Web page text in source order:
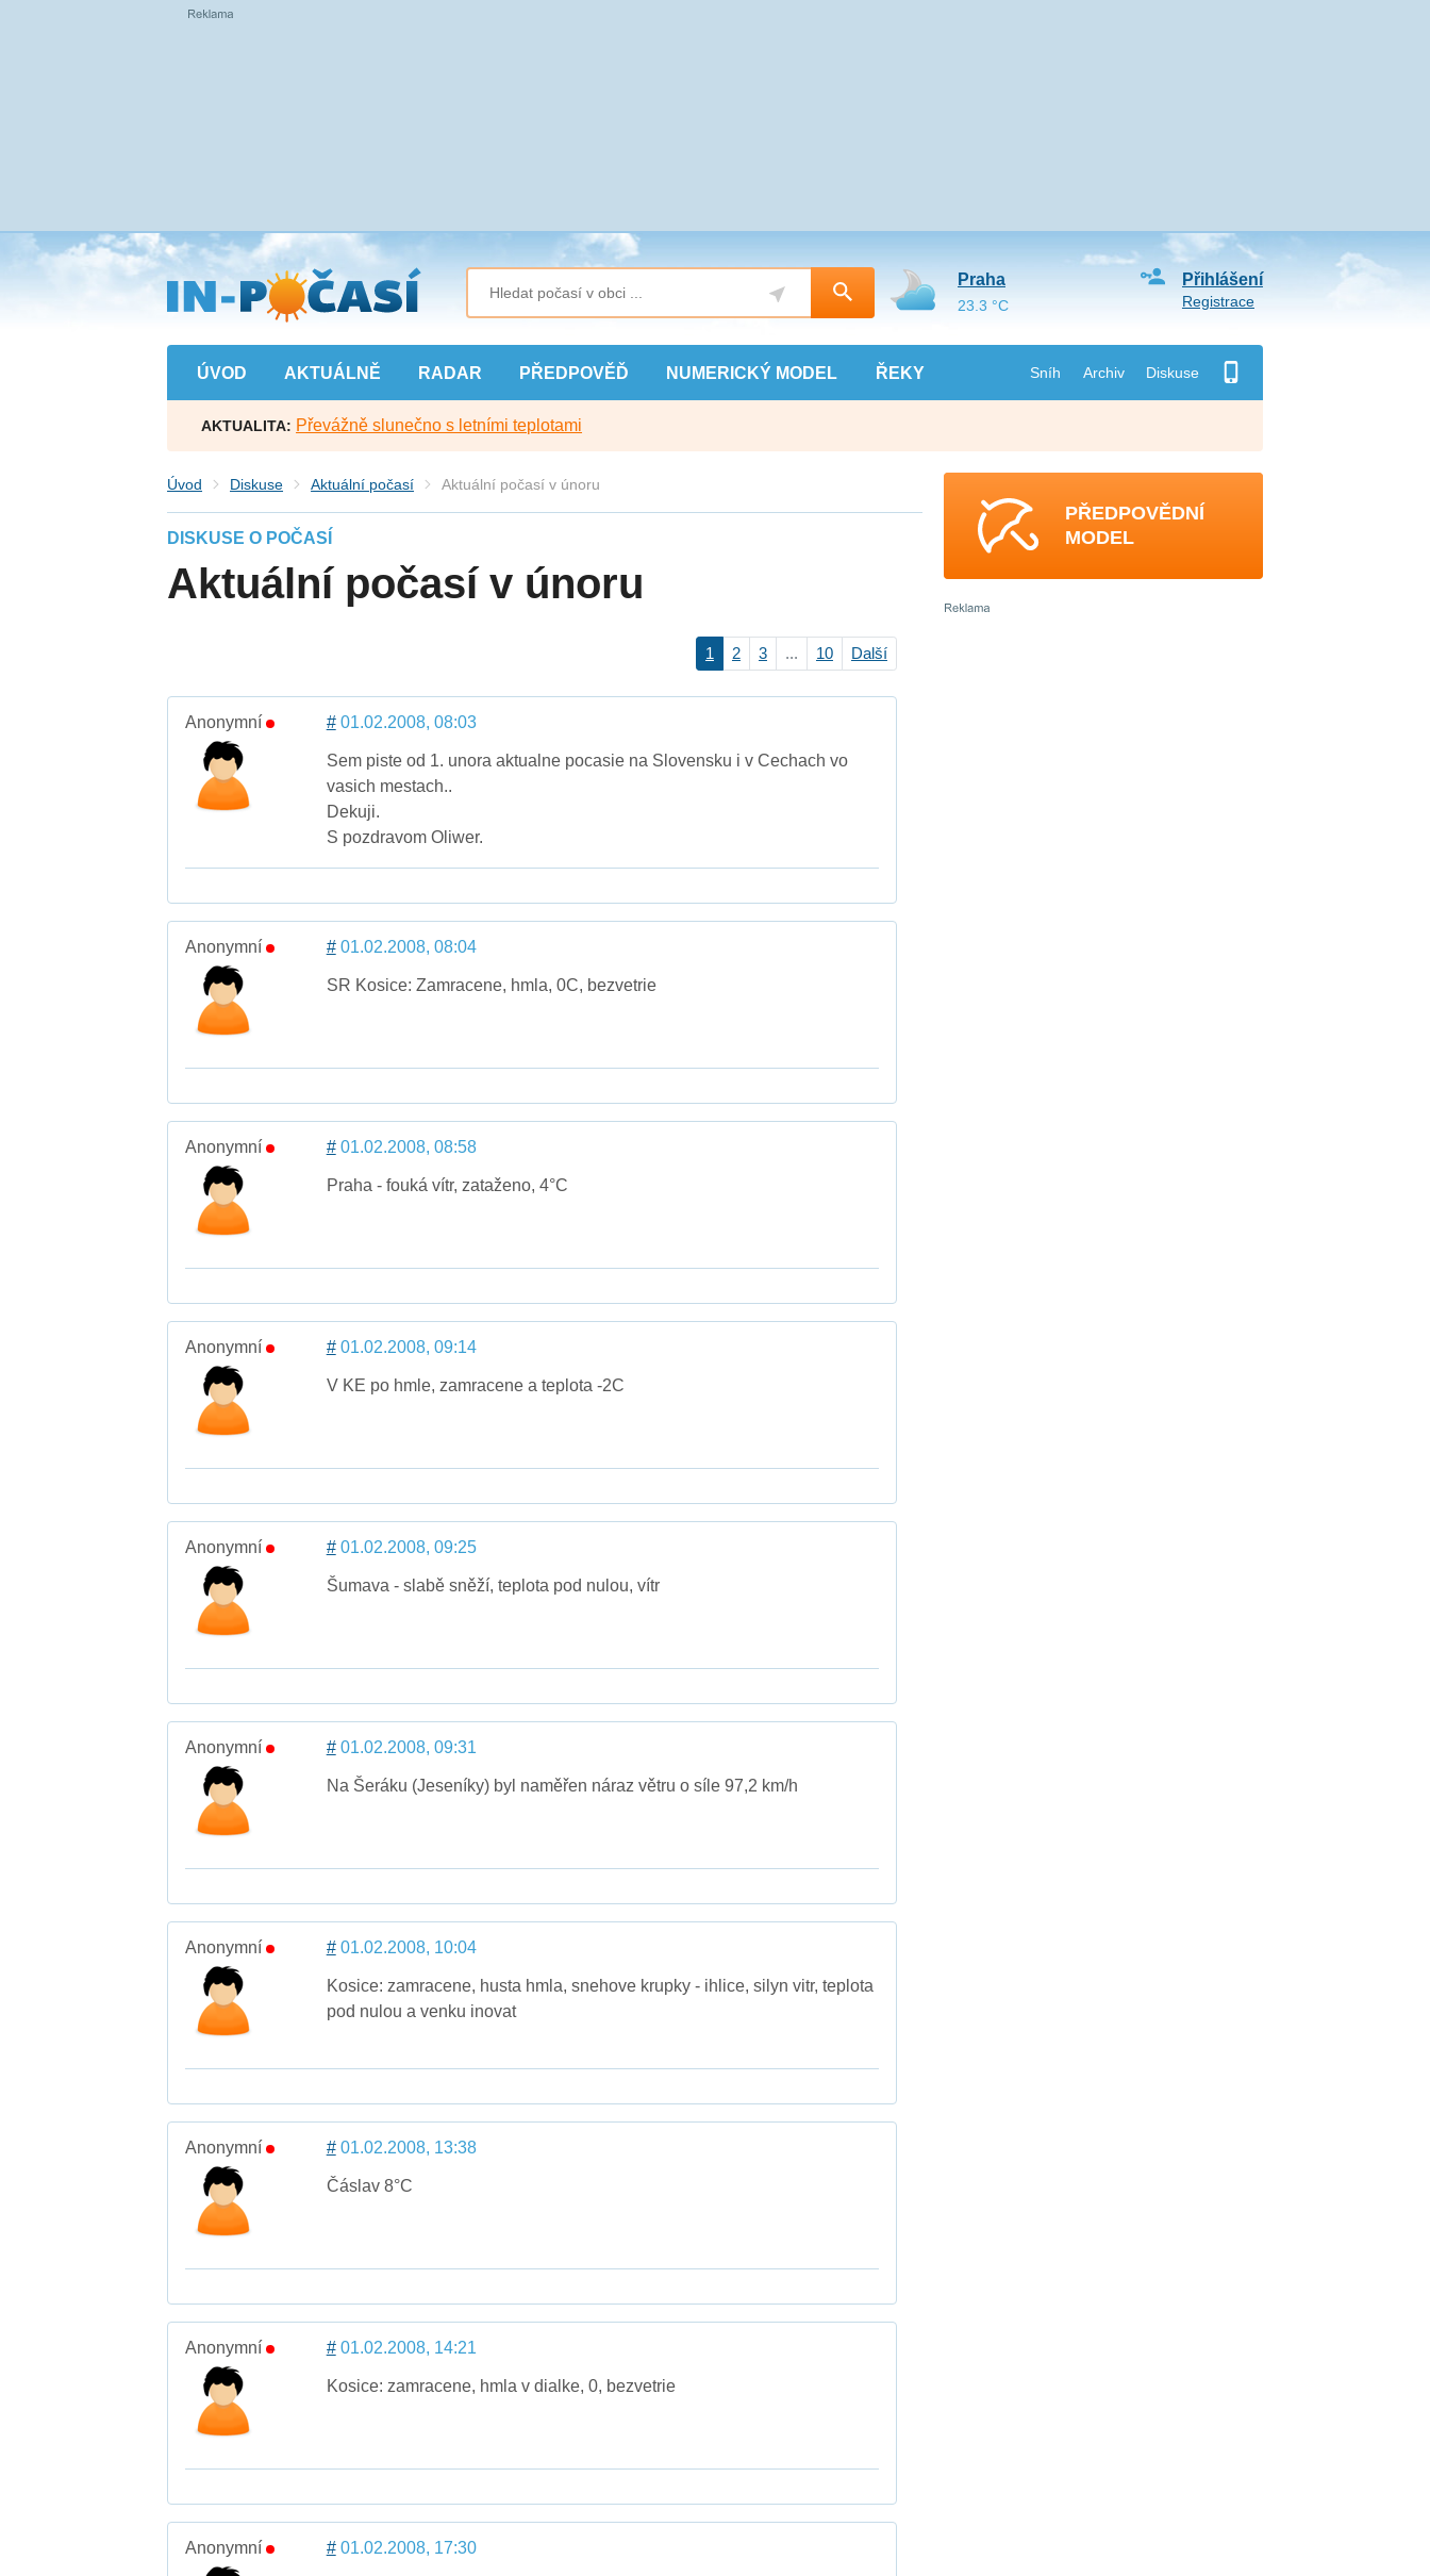
Přejít
na
hlavní
obsah
ÚVOD AKTUÁLNĚ RADAR PŘEDPOVĚĎ NUMERICKÝ MODEL ŘEKY Sníh Archiv Diskuse
Přihlášení
Registrace
Praha
23.3 °C
AKTUALITA: Převážně slunečno s letními teplotami
Úvod Diskuse Aktuální počasí Aktuální počasí v únoru
DISKUSE O POČASÍ
Aktuální počasí v únoru
1 2 3 ... 10 Další
Anonymní #01.02.2008, 08:03
Sem piste od 1. unora aktualne pocasie na Slovensku i v Cechach vo
vasich mestach..
Dekuji.
S pozdravom Oliwer.
Anonymní #01.02.2008, 08:04
SR Kosice: Zamracene, hmla, 0C, bezvetrie
Anonymní #01.02.2008, 08:58
Praha - fouká vítr, zataženo, 4°C
Anonymní #01.02.2008, 09:14
V KE po hmle, zamracene a teplota -2C
Anonymní #01.02.2008, 09:25
Šumava - slabě sněží, teplota pod nulou, vítr
Anonymní #01.02.2008, 09:31
Na Šeráku (Jeseníky) byl naměřen náraz větru o síle 97,2 km/h
Anonymní #01.02.2008, 10:04
Kosice: zamracene, husta hmla, snehove krupky - ihlice, silyn vitr, teplota
pod nulou a venku inovat
Anonymní #01.02.2008, 13:38
Čáslav 8°C
Anonymní #01.02.2008, 14:21
Kosice: zamracene, hmla v dialke, 0, bezvetrie
Anonymní #01.02.2008, 17:30
PŘEDPOVĚDNÍ
MODEL